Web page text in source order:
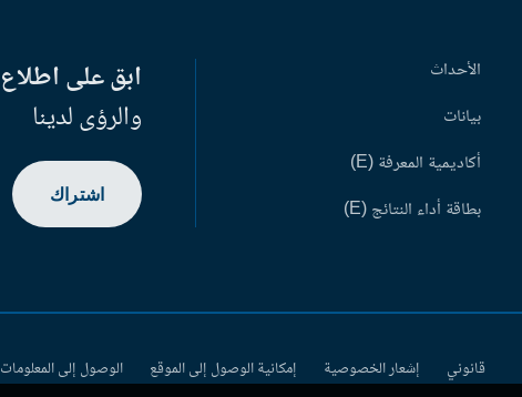
الأحداث
بيانات
أكاديمية المعرفة (E)
بطاقة أداء النتائج (E)
ابق على اطلاع
والرؤى لدينا
اشتراك
قانوني إشعار الخصوصية إمكانية الوصول إلى الموقع الوصول إلى المعلومات